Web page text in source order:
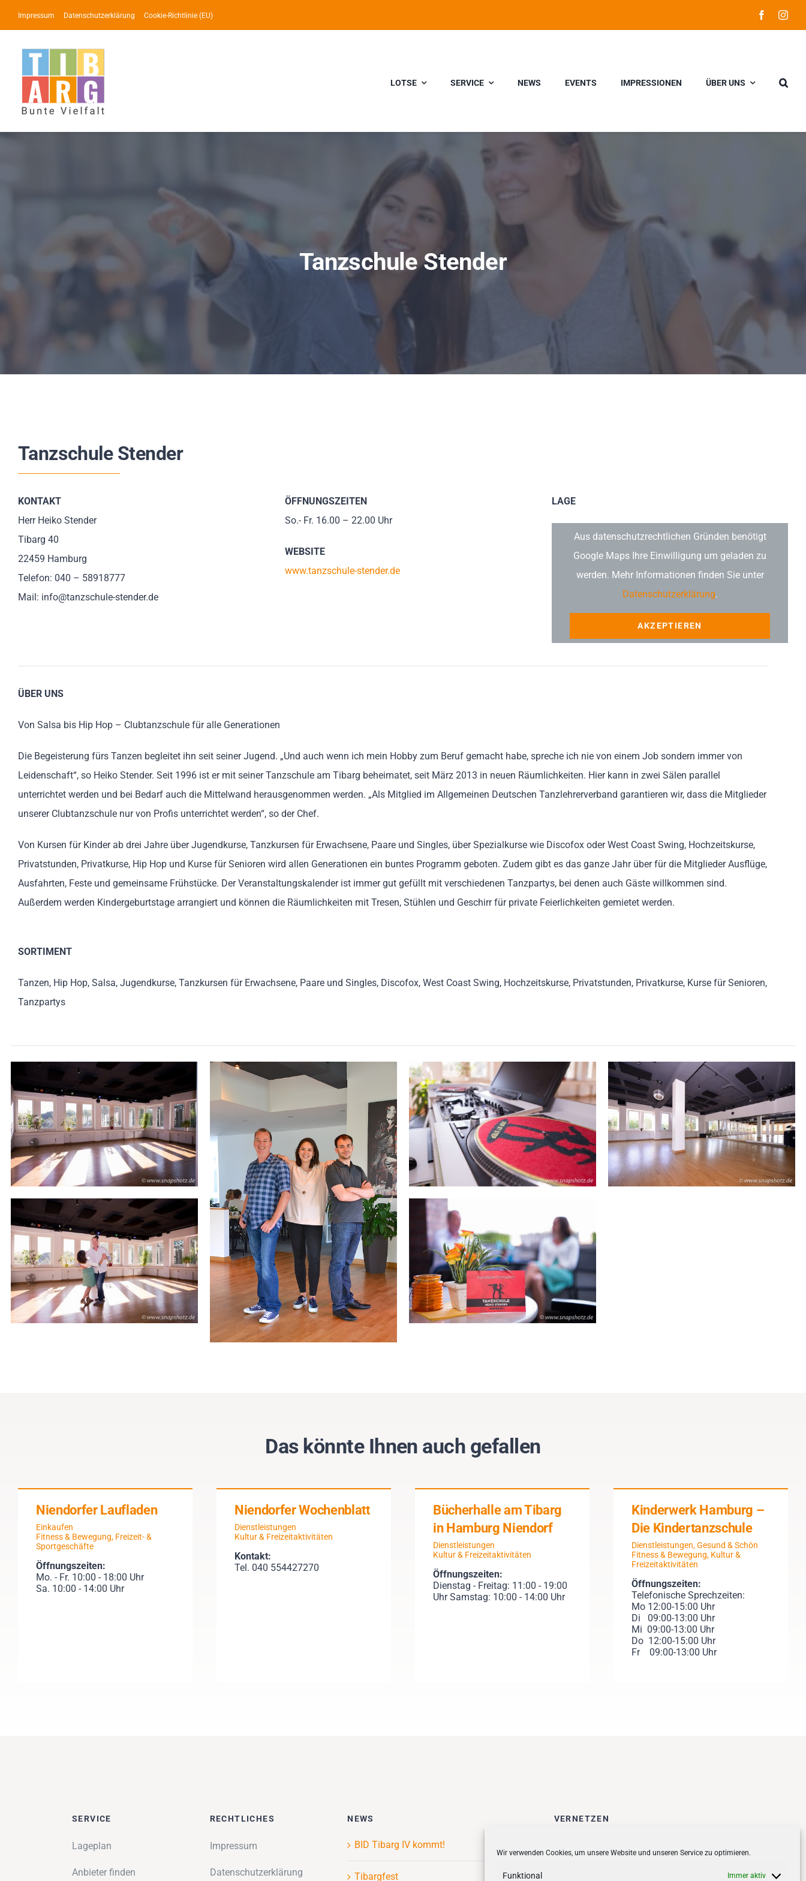
Wir verwenden Cookies, um unsere Website und unseren Service zu optimieren.
Funktional Immer aktiv
Inhalt
springen
Impressum Datenschutzerklärung Cookie-Richtlinie (EU)
LOTSE SERVICE NEWS EVENTS IMPRESSIONEN ÜBER UNS
Tanzschule Stender
Tanzschule Stender
KONTAKT
Herr Heiko Stender
Tibarg 40
22459 Hamburg
Telefon: 040 – 58918777
Mail: info@tanzschule-stender.de
ÖFFNUNGSZEITEN
So.- Fr. 16.00 – 22.00 Uhr
WEBSITE
www.tanzschule-stender.de
LAGE
Aus datenschutzrechtlichen Gründen benötigt
Google Maps Ihre Einwilligung um geladen zu
werden. Mehr Informationen finden Sie unter
Datenschutzerklärung.
AKZEPTIEREN
ÜBER UNS
Von Salsa bis Hip Hop – Clubtanzschule für alle Generationen
Die Begeisterung fürs Tanzen begleitet ihn seit seiner Jugend. „Und auch wenn ich mein Hobby zum Beruf gemacht habe, spreche ich nie von einem Job sondern immer von
Leidenschaft“, so Heiko Stender. Seit 1996 ist er mit seiner Tanzschule am Tibarg beheimatet, seit März 2013 in neuen Räumlichkeiten. Hier kann in zwei Sälen parallel
unterrichtet werden und bei Bedarf auch die Mittelwand herausgenommen werden. „Als Mitglied im Allgemeinen Deutschen Tanzlehrerverband garantieren wir, dass die Mitglieder
unserer Clubtanzschule nur von Profis unterrichtet werden“, so der Chef.
Von Kursen für Kinder ab drei Jahre über Jugendkurse, Tanzkursen für Erwachsene, Paare und Singles, über Spezialkurse wie Discofox oder West Coast Swing, Hochzeitskurse,
Privatstunden, Privatkurse, Hip Hop und Kurse für Senioren wird allen Generationen ein buntes Programm geboten. Zudem gibt es das ganze Jahr über für die Mitglieder Ausflüge,
Ausfahrten, Feste und gemeinsame Frühstücke. Der Veranstaltungskalender ist immer gut gefüllt mit verschiedenen Tanzpartys, bei denen auch Gäste willkommen sind.
Außerdem werden Kindergeburtstage arrangiert und können die Räumlichkeiten mit Tresen, Stühlen und Geschirr für private Feierlichkeiten gemietet werden.
SORTIMENT
Tanzen, Hip Hop, Salsa, Jugendkurse, Tanzkursen für Erwachsene, Paare und Singles, Discofox, West Coast Swing, Hochzeitskurse, Privatstunden, Privatkurse, Kurse für Senioren,
Tanzpartys
Das könnte Ihnen auch gefallen
Niendorfer Laufladen
Einkaufen
Fitness & Bewegung, Freizeit- &
Sportgeschäfte
Öffnungszeiten:
Mo. - Fr. 10:00 - 18:00 Uhr
Sa. 10:00 - 14:00 Uhr
Niendorfer Wochenblatt
Dienstleistungen
Kultur & Freizeitaktivitäten
Kontakt:
Tel. 040 554427270
Bücherhalle am Tibarg
in Hamburg Niendorf
Dienstleistungen
Kultur & Freizeitaktivitäten
Öffnungszeiten:
Dienstag - Freitag: 11:00 - 19:00
Uhr Samstag: 10:00 - 14:00 Uhr
Kinderwerk Hamburg –
Die Kindertanzschule
Dienstleistungen,Gesund & Schön
Fitness & Bewegung, Kultur &
Freizeitaktivitäten
Öffnungszeiten:
Telefonische Sprechzeiten:
Mo 12:00-15:00 Uhr
Di 09:00-13:00 Uhr
Mi 09:00-13:00 Uhr
Do 12:00-15:00 Uhr
Fr 09:00-13:00 Uhr
SERVICE
Lageplan
Anbieter finden
RECHTLICHES
Impressum
Datenschutzerklärung
NEWS
BID Tibarg IV kommt!
Tibargfest
VERNETZEN
Follow us onfacebook